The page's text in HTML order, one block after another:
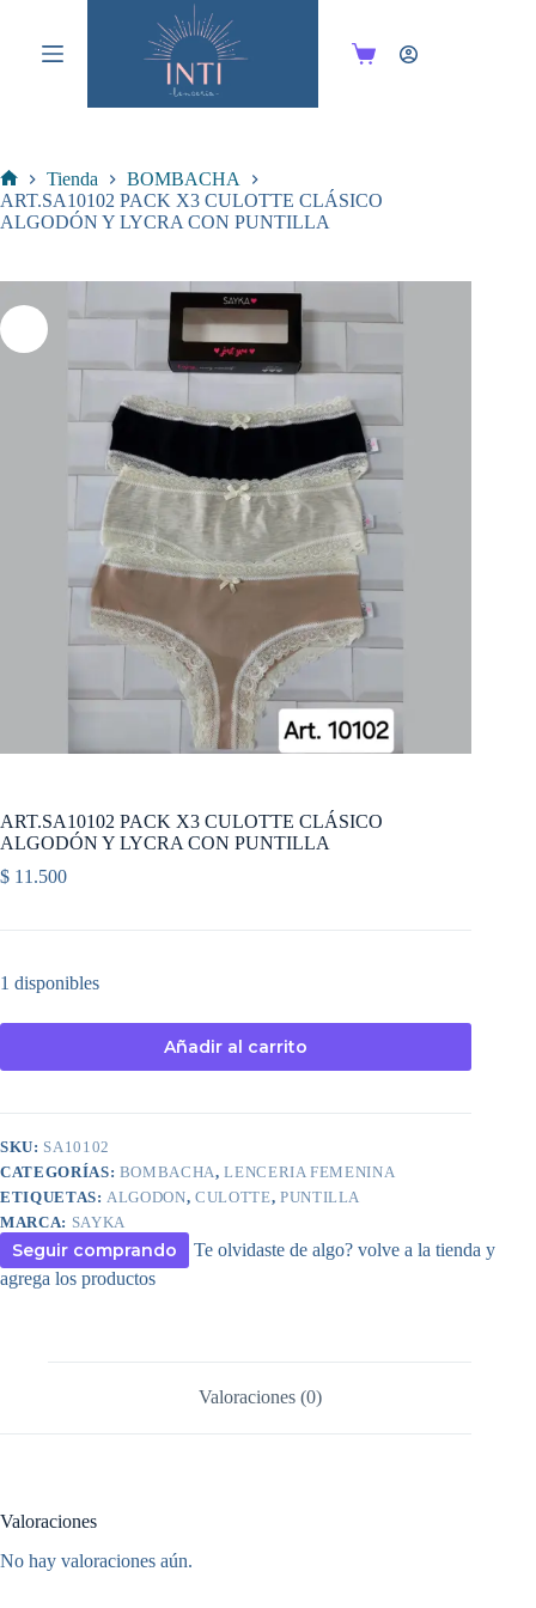
contenido
Carro
Inicio
Tienda
BOMBACHA
ART.SA10102 PACK X3 CULOTTE CLÁSICO
ALGODÓN Y LYCRA CON PUNTILLA
ART.SA10102 PACK X3 CULOTTE CLÁSICO
ALGODÓN Y LYCRA CON PUNTILLA
$ 11.500
1 disponibles
Añadir al carrito
SKU: SA10102
CATEGORÍAS: BOMBACHA,LENCERIA FEMENINA
ETIQUETAS: ALGODON,CULOTTE, PUNTILLA
MARCA: SAYKA
Seguir comprando
Te olvidaste de algo? volve a la tienda y
agrega los productos
Valoraciones (0)
Valoraciones
No hay valoraciones aún.